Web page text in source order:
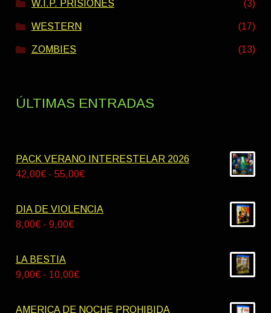
W.I.P. PRISIONES (3)
WESTERN (17)
ZOMBIES (13)
ÚLTIMAS ENTRADAS
PACK VERANO INTERESTELAR 2026
42,00€ - 55,00€Rango
precios:
DIA DE VIOLENCIA
8,00€ - 9,00€Rango
desde
LA BESTIA
9,00€ - 10,00€Rango
precios:
AMERICA DE NOCHE PROHIBIDA